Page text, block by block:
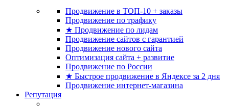
Продвижение в ТОП-10 + заказы
Продвижение по трафику
★ Продвижение по лидам
Продвижение сайтов с гарантией
Продвижение нового сайта
Оптимизация сайта + развитие
Продвижение по России
★ Быстрое продвижение в Яндексе за 2 дня
Продвижение интернет-магазина
Репутация